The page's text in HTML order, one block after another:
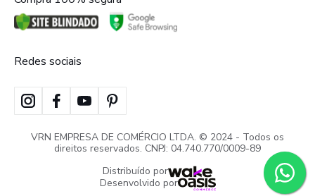
Redes sociais
VRN EMPRESA DE COMÉRCIO LTDA. © 2024 - Todos os
direitos reservados. CNPJ: 04.740.770/0009-89
Distribuído por
Desenvolvido por